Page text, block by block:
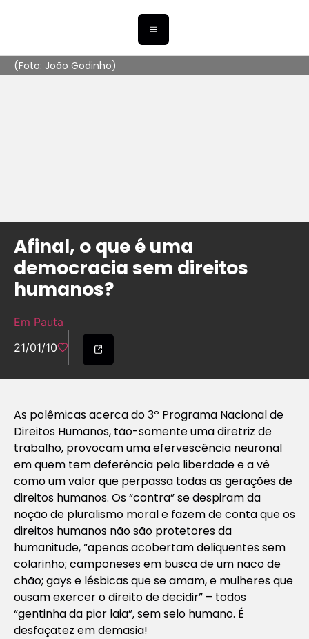
(Foto: João Godinho)
Afinal, o que é uma
democracia sem direitos
humanos?
Em Pauta
21/01/10
As polêmicas acerca do 3º Programa Nacional de
Direitos Humanos, tão-somente uma diretriz de
trabalho, provocam uma efervescência neuronal
em quem tem deferência pela liberdade e a vê
como um valor que perpassa todas as gerações de
direitos humanos. Os “contra” se despiram da
noção de pluralismo moral e fazem de conta que os
direitos humanos não são protetores da
humanitude, “apenas acobertam deliquentes sem
colarinho; camponeses em busca de um naco de
chão; gays e lésbicas que se amam, e mulheres que
ousam exercer o direito de decidir” – todos
“gentinha da pior laia”, sem selo humano. É
desfaçatez em demasia!